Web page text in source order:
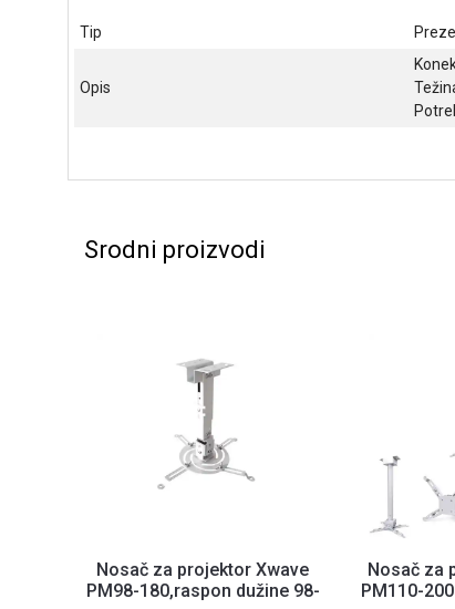
Tip
Opis
Srodni proizvodi
Nosač za projektor Xwave
PM98-180,raspon dužine 98-
Nosač za
PM110-